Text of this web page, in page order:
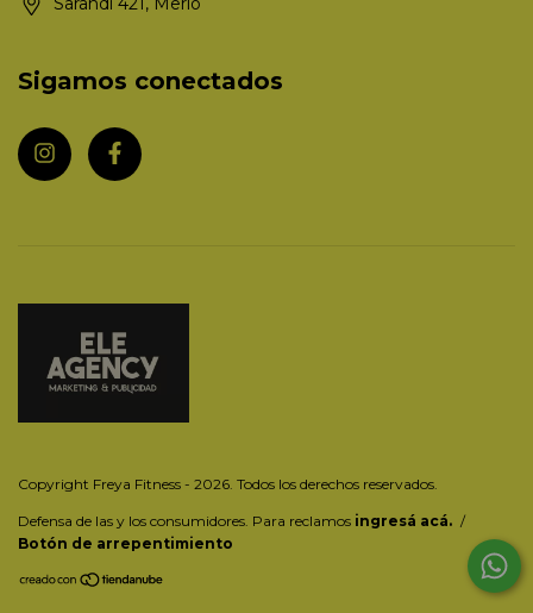
Sigamos conectados
Copyright Freya Fitness - 2026. Todos los derechos reservados.
Defensa de las y los consumidores. Para reclamos ingresá acá. /
Botón de arrepentimiento